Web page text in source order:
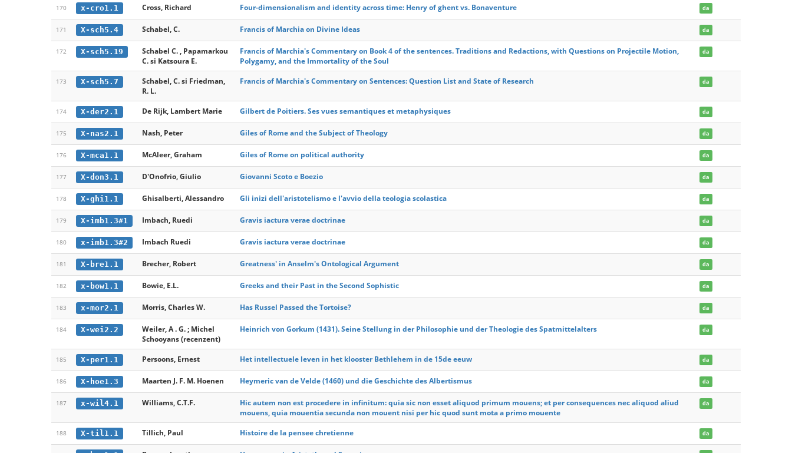
170 x-cro1.1 Cross, Richard Four-dimensionalism and identity across time: Henry of ghent vs. Bonaventure da
171 X-sch5.4 Schabel, C. Francis of Marchia on Divine Ideas da
172 X-sch5.19
Schabel C. , Papamarkou
C. si Katsoura E.
Francis of Marchia's Commentary on Book 4 of the sentences. Traditions and Redactions, with Questions on Projectile Motion,
Polygamy, and the Immortality of the Soul
da
173 X-sch5.7
Schabel, C. si Friedman,
R. L.
Francis of Marchia's Commentary on Sentences: Question List and State of Research da
174 X-der2.1 De Rijk, Lambert Marie Gilbert de Poitiers. Ses vues semantiques et metaphysiques da
175 X-nas2.1 Nash, Peter Giles of Rome and the Subject of Theology da
176 X-mca1.1 McAleer, Graham Giles of Rome on political authority da
177 X-don3.1 D'Onofrio, Giulio Giovanni Scoto e Boezio da
178 X-ghi1.1 Ghisalberti, Alessandro Gli inizi dell'aristotelismo e l'avvio della teologia scolastica da
179 X-imb1.3#1 Imbach, Ruedi Gravis iactura verae doctrinae da
180 x-imb1.3#2 Imbach Ruedi Gravis iactura verae doctrinae da
181 X-bre1.1 Brecher, Robert Greatness' in Anselm's Ontological Argument da
182 x-bow1.1 Bowie, E.L. Greeks and their Past in the Second Sophistic da
183 x-mor2.1 Morris, Charles W. Has Russel Passed the Tortoise? da
184 X-wei2.2
Weiler, A . G. ; Michel
Schooyans (recenzent)
Heinrich von Gorkum (1431). Seine Stellung in der Philosophie und der Theologie des Spatmittelalters da
185 X-per1.1 Persoons, Ernest Het intellectuele leven in het klooster Bethlehem in de 15de eeuw da
186 X-hoe1.3 Maarten J. F. M. Hoenen Heymeric van de Velde (1460) und die Geschichte des Albertismus da
187 x-wil4.1 Williams, C.T.F.
Hic autem non est procedere in infinitum: quia sic non esset aliquod primum mouens; et per consequences nec aliquod aliud
mouens, quia mouentia secunda non mouent nisi per hic quod sunt mota a primo mouente
da
188 X-til1.1 Tillich, Paul Histoire de la pensee chretienne da